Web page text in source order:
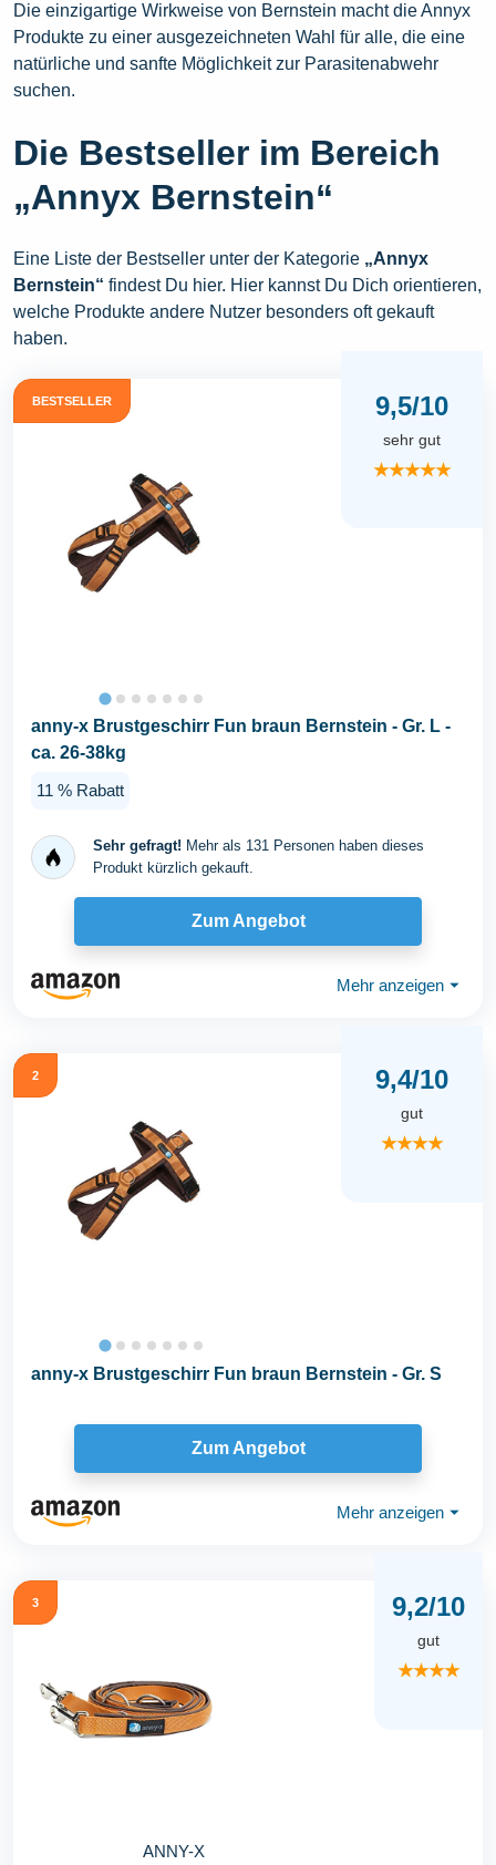
Die einzigartige Wirkweise von Bernstein macht die Annyx
Produkte zu einer ausgezeichneten Wahl für alle, die eine
natürliche und sanfte Möglichkeit zur Parasitenabwehr
suchen.
Die Bestseller im Bereich
„Annyx Bernstein“
Eine Liste der Bestseller unter der Kategorie „Annyx
Bernstein“ findest Du hier. Hier kannst Du Dich orientieren,
welche Produkte andere Nutzer besonders oft gekauft
haben.
BESTSELLER 9,5/10
sehr gut
★★★★★
anny-x Brustgeschirr Fun braun Bernstein - Gr. L -
ca. 26-38kg
11 % Rabatt
Sehr gefragt! Mehr als 131 Personen haben dieses
Produkt kürzlich gekauft.
Zum Angebot
Mehr anzeigen ⏷
2 9,4/10
gut
★★★★
anny-x Brustgeschirr Fun braun Bernstein - Gr. S
Zum Angebot
Mehr anzeigen ⏷
3
ANNY-X
9,2/10
gut
★★★★